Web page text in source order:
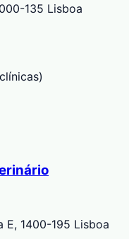
135 Lisboa
E, 1400-195 Lisboa